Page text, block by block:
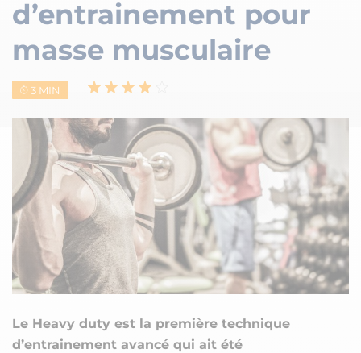
d’entrainement pour
masse musculaire
3 MIN
Le Heavy duty est la première technique
d’entrainement avancé qui ait été